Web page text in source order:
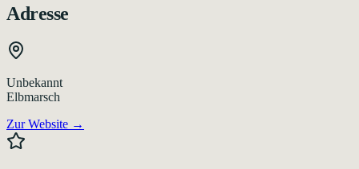
Adresse
Unbekannt
Elbmarsch
Zur Website →